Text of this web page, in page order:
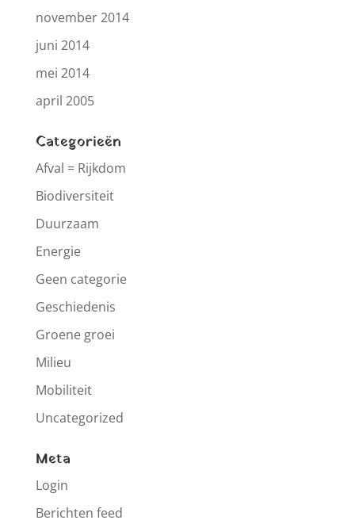
november 2014
juni 2014
mei 2014
april 2005
Categorieën
Afval = Rijkdom
Biodiversiteit
Duurzaam
Energie
Geen categorie
Geschiedenis
Groene groei
Milieu
Mobiliteit
Uncategorized
Meta
Login
Berichten feed